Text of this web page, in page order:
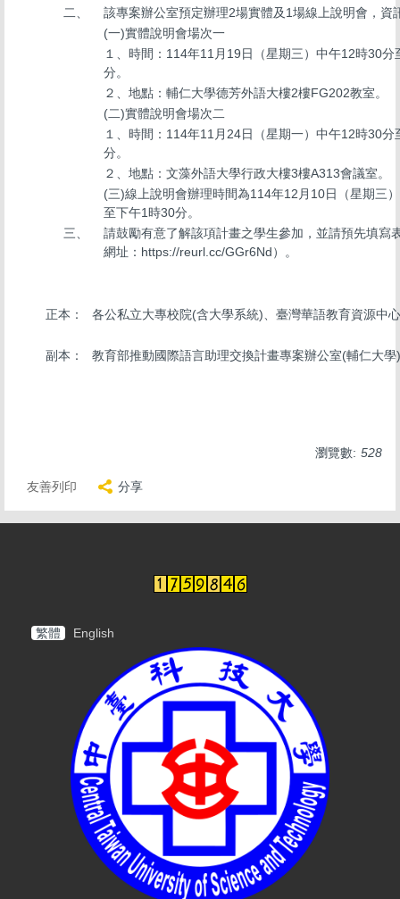
二、
該專案辦公室預定辦理2場實體及1場線上說明會，資
(一)實體說明會場次一
１、時間：114年11月19日（星期三）中午12時30分
分。
２、地點：輔仁大學德芳外語大樓2樓FG202教室。
(二)實體說明會場次二
１、時間：114年11月24日（星期一）中午12時30分
分。
２、地點：文藻外語大學行政大樓3樓A313會議室。
(三)線上說明會辦理時間為114年12月10日（星期三
至下午1時30分。
三、
請鼓勵有意了解該項計畫之學生參加，並請預先填寫
網址：https://reurl.cc/GGr6Nd）。
正本： 各公私立大專校院(含大學系統)、臺灣華語教育資源中心
副本： 教育部推動國際語言助理交換計畫專案辦公室(輔仁大
瀏覽數: 528
友善列印 分享
繁體 English